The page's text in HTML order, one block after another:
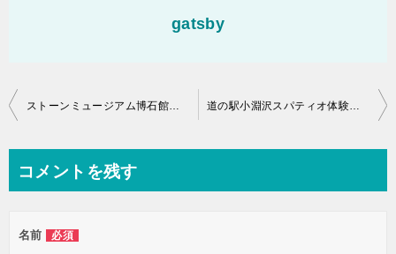
gatsby
投
ビ
ー
ストーンミュージアム博石館って割引はある？一番お得なのはコレ！ 道の駅小淵沢スパティオ体験工房行ってきました♪内容や口コミを紹介
コメントを残す
名前 必須